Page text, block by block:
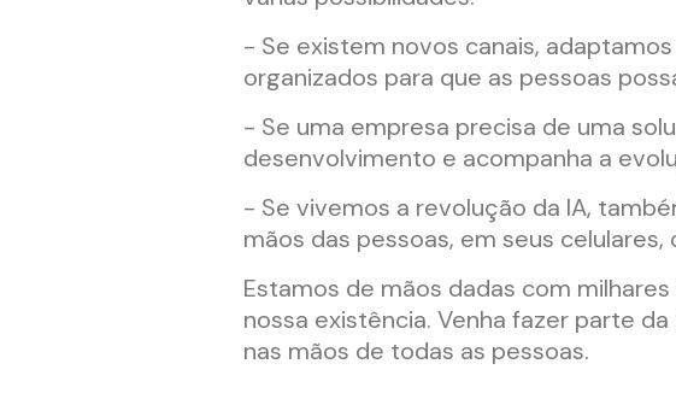
- Se existem novos canais,
organizados para que as pessoas
- Se uma empresa precisa de uma
desenvolvimento e acompanha a
- Se vivemos a revolução da IA,
mãos das pessoas, em seus
Estamos de mãos dadas com
nossa existência. Venha fazer parte
nas mãos de todas as pessoas.